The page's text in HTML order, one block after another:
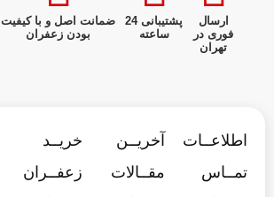
ارسال
فوری در
تهران
پشتیبانی 24
ساعته
ضمانت اصل و با کیفیت
بودن زعفران
اطلاعــات
تمــاس
آخریــن
مقــالات
خریــد
زعفــران